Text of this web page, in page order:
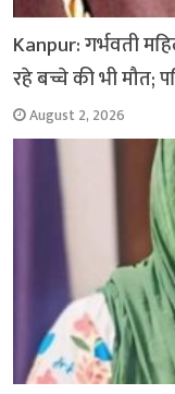
Kanpur: गर्भवती
रहे बच्चे की भी मौत;
August 2, 2026